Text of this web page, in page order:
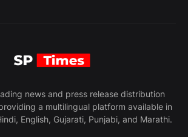
news and press release distribution
a multilingual platform available in
English, Gujarati, Punjabi, and Marathi.